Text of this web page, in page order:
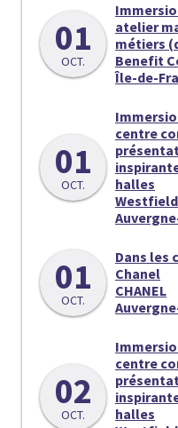
01
OCT.
atelier
métiers
Benefit
Île-de-
01
OCT.
centre
halles
Westfield
01
OCT.
Dans les
Chanel
CHANEL
02
OCT.
centre
halles